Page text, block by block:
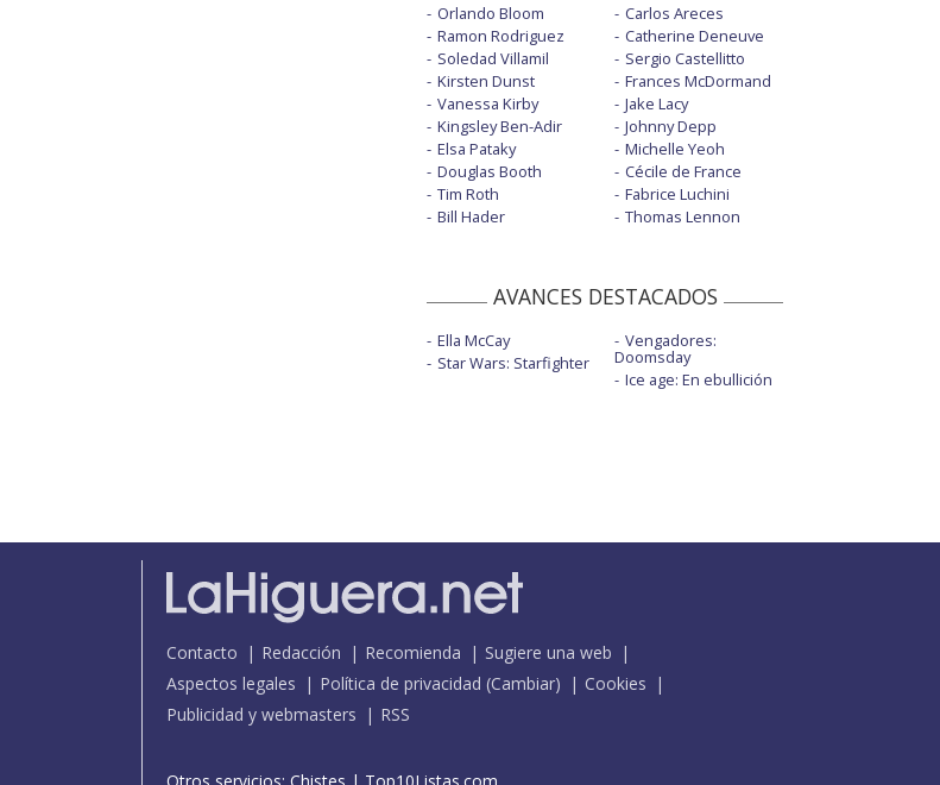
Orlando Bloom
Ramon Rodriguez
Soledad Villamil
Kirsten Dunst
Vanessa Kirby
Kingsley Ben-Adir
Elsa Pataky
Douglas Booth
Tim Roth
Bill Hader
Carlos Areces
Catherine Deneuve
Sergio Castellitto
Frances McDormand
Jake Lacy
Johnny Depp
Michelle Yeoh
Cécile de France
Fabrice Luchini
Thomas Lennon
AVANCES DESTACADOS
Ella McCay
Star Wars: Starfighter
Vengadores:
Doomsday
Ice age: En ebullición
Contacto Redacción Recomienda
Sugiere una web
Aspectos legales
Política de privacidad (Cambiar)
Cookies
Publicidad y webmasters
RSS